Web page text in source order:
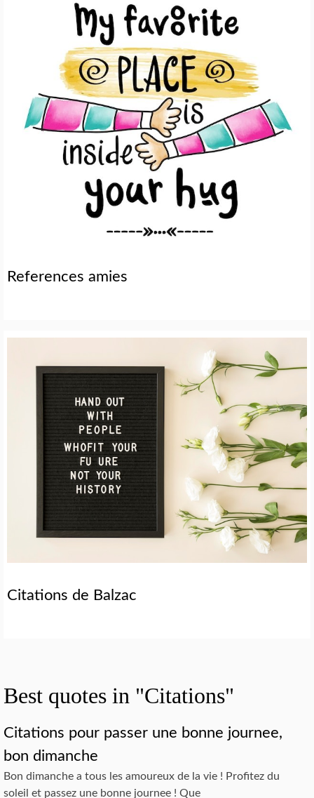
References amies
Citations de Balzac
Best quotes in "Citations"
Citations pour passer une bonne journee,
bon dimanche
Bon dimanche a tous les amoureux de la vie ! Profitez du
soleil et passez une bonne journee ! Que